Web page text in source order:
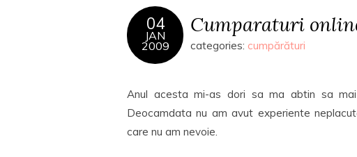
04
JAN
2009
Cumparaturi
categories: cumpărături
Anul acesta mi-as dori sa ma abtin sa
Deocamdata nu am avut experiente
care nu am nevoie.